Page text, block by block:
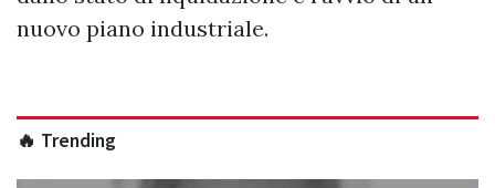
nuovo piano industriale.
🔥 Trending